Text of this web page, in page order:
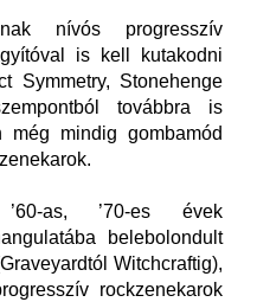
nívós progresszív
is kell kutakodni
Symmetry, Stonehenge
továbbra is
még mindig gombamód
as, ’70-es évek
belebolondult
Witchcraftig),
rockzenekarok